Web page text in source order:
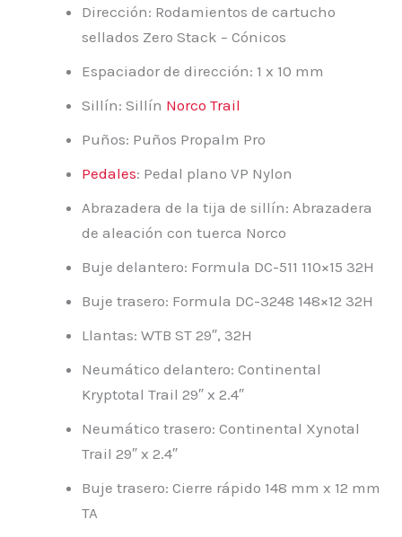
Dirección: Rodamientos de cartucho
sellados Zero Stack – Cónicos
Espaciador de dirección: 1 x 10 mm
Sillín: Sillín Norco Trail
Puños: Puños Propalm Pro
Pedales: Pedal plano VP Nylon
Abrazadera de la tija de sillín: Abrazadera
de aleación con tuerca Norco
Buje delantero: Formula DC-511 110×15 32H
Buje trasero: Formula DC-3248 148×12 32H
Llantas: WTB ST 29″, 32H
Neumático delantero: Continental
Kryptotal Trail 29″ x 2.4″
Neumático trasero: Continental Xynotal
Trail 29″ x 2.4″
Buje trasero: Cierre rápido 148 mm x 12 mm
TA